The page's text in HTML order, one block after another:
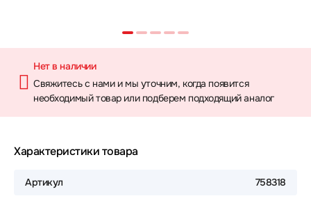
Нет в наличии
Свяжитесь с нами и мы уточним, когда появится
необходимый товар или подберем подходящий аналог
Характеристики товара
Артикул 758318